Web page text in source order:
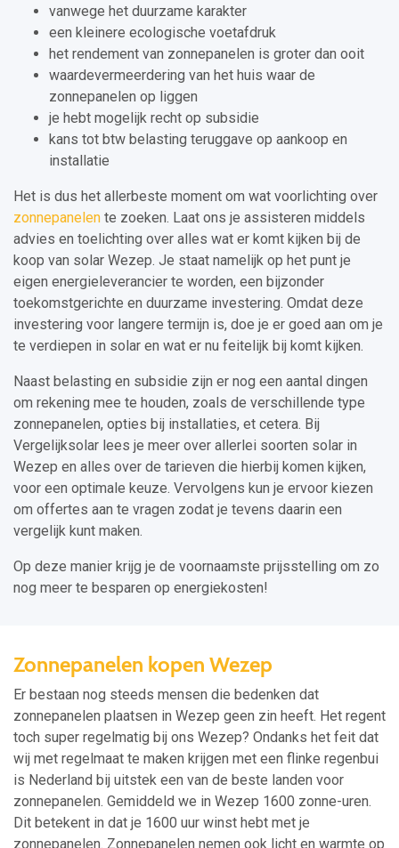
vanwege het duurzame karakter
een kleinere ecologische voetafdruk
het rendement van zonnepanelen is groter dan ooit
waardevermeerdering van het huis waar de
zonnepanelen op liggen
je hebt mogelijk recht op subsidie
kans tot btw belasting teruggave op aankoop en
installatie
Het is dus het allerbeste moment om wat voorlichting over
zonnepanelen te zoeken. Laat ons je assisteren middels
advies en toelichting over alles wat er komt kijken bij de
koop van solar Wezep. Je staat namelijk op het punt je
eigen energieleverancier te worden, een bijzonder
toekomstgerichte en duurzame investering. Omdat deze
investering voor langere termijn is, doe je er goed aan om je
te verdiepen in solar en wat er nu feitelijk bij komt kijken.
Naast belasting en subsidie zijn er nog een aantal dingen
om rekening mee te houden, zoals de verschillende type
zonnepanelen, opties bij installaties, et cetera. Bij
Vergelijksolar lees je meer over allerlei soorten solar in
Wezep en alles over de tarieven die hierbij komen kijken,
voor een optimale keuze. Vervolgens kun je ervoor kiezen
om offertes aan te vragen zodat je tevens daarin een
vergelijk kunt maken.
Op deze manier krijg je de voornaamste prijsstelling om zo
nog meer te besparen op energiekosten!
Zonnepanelen kopen Wezep
Er bestaan nog steeds mensen die bedenken dat
zonnepanelen plaatsen in Wezep geen zin heeft. Het regent
toch super regelmatig bij ons Wezep? Ondanks het feit dat
wij met regelmaat te maken krijgen met een flinke regenbui
is Nederland bij uitstek een van de beste landen voor
zonnepanelen. Gemiddeld we in Wezep 1600 zonne-uren.
Dit betekent in dat je 1600 uur winst hebt met je
zonnepanelen. Zonnepanelen nemen ook licht en warmte op